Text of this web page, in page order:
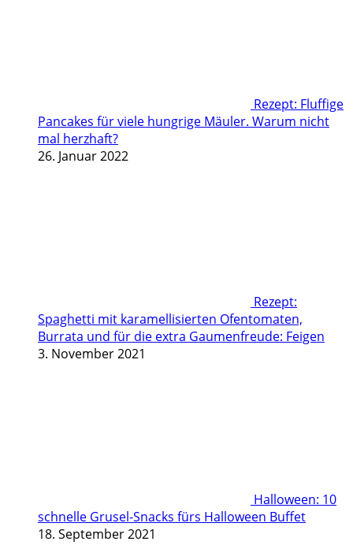
Rezept: Fluffige
Pancakes für viele hungrige Mäuler. Warum nicht
mal herzhaft?
26. Januar 2022
Rezept:
Spaghetti mit karamellisierten Ofentomaten,
Burrata und für die extra Gaumenfreude: Feigen
3. November 2021
Halloween: 10
schnelle Grusel-Snacks fürs Halloween Buffet
18. September 2021